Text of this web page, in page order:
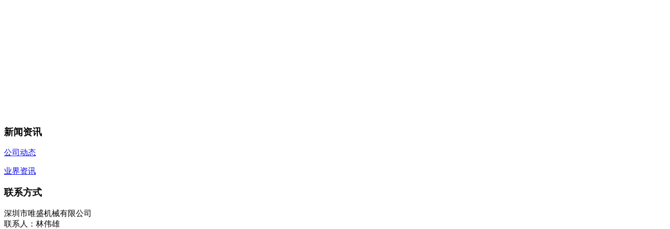
新闻资讯
公司动态
业界资讯
联系方式
深圳市唯盛机械有限公司
联系人：林伟雄